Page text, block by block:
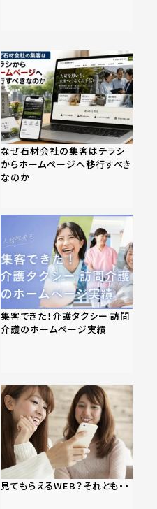
なぜ石材会社の集客はチラシ
からホームページへ移行すべき
なのか
集客できた！介護タクシー 訪問
介護のホームページ実績
見てもらえるWEB？それとも・・